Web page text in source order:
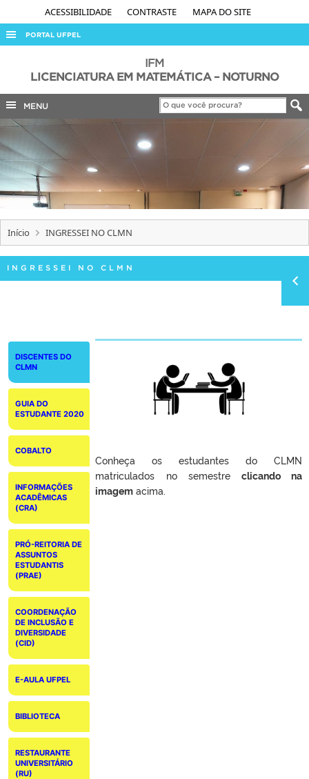
ACESSIBILIDADE CONTRASTE MAPA DO SITE
PORTAL UFPEL
AUDITORIA
COBALTO
CONCURSOS
EDITAIS
INTERNACIONAL
OUVIDORIA
PORTARIAS
TELEFONES
IFM
LICENCIATURA EM MATEMÁTICA – NOTURNO
MENU
Início INGRESSEI NO CLMN
INGRESSEI NO CLMN
DISCENTES DO
CLMN
GUIA DO
ESTUDANTE 2020
COBALTO
INFORMAÇÕES
ACADÊMICAS
(CRA)
PRÓ-REITORIA DE
ASSUNTOS
ESTUDANTIS
(PRAE)
COORDENAÇÃO
DE INCLUSÃO E
DIVERSIDADE
(CID)
E-AULA UFPEL
BIBLIOTECA
RESTAURANTE
UNIVERSITÁRIO
(RU)
Conheça os estudantes do CLMN
matriculados no semestre clicando na
imagem acima.